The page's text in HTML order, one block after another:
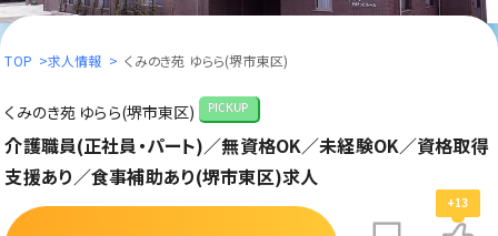
TOP >求人情報 > くみのき苑 ゆらら(堺市東区)
くみのき苑 ゆらら(堺市東区) PICKUP
介護職員(正社員・パート)／無資格OK／未経験OK／資格取得
支援あり／食事補助あり(堺市東区)求人
+13